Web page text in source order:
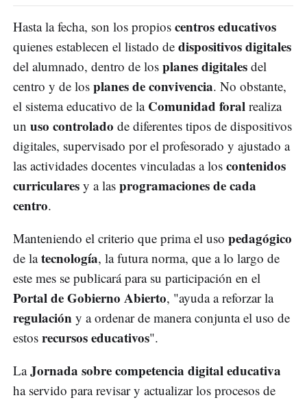
Hasta la fecha, son los propios centros educativos
quienes establecen el listado de dispositivos digitales
del alumnado, dentro de los planes digitales del
centro y de los planes de convivencia. No obstante,
el sistema educativo de la Comunidad foral realiza
un uso controlado de diferentes tipos de dispositivos
digitales, supervisado por el profesorado y ajustado a
las actividades docentes vinculadas a los contenidos
curriculares y a las programaciones de cada
centro.
Manteniendo el criterio que prima el uso pedagógico
de latecnología, la futura norma, que a lo largo de
este mes se publicará para su participación en el
Portal de Gobierno Abierto, "ayuda a reforzar la
regulación y a ordenar de manera conjunta el uso de
estos recursos educativos".
LaJornada sobre competencia digital educativa
ha servido para revisar y actualizar los procesos de